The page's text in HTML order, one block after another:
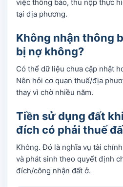
việc thông báo, thu nộp thực
tại địa phương.
Không nhận thông
bị nợ không?
Có thể dữ liệu chưa cập nhật
Nên hỏi cơ quan thuế/địa
thay vì chờ nhiều năm.
Tiền sử dụng đất
đích có phải thuế
Không. Đó là nghĩa vụ tài
và phát sinh theo quyết định
đích/công nhận đất ở.